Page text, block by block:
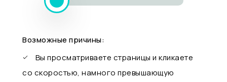
Возможные причины:
Вы просматриваете страницы и кликаете
со скоростью, намного превышающую